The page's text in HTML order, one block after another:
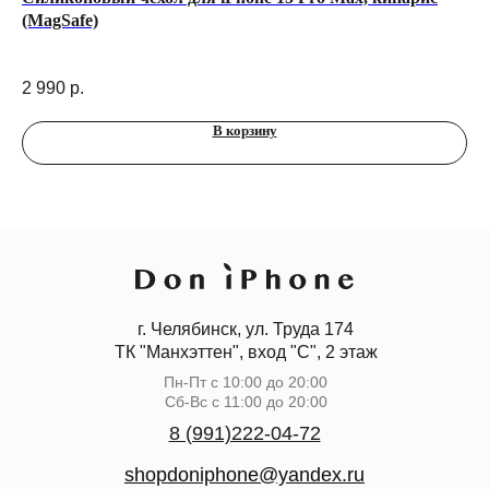
(MagSafe)
2 990 р.
В корзину
г. Челябинск, ул. Труда 174
ТК "Манхэттен", вход "С", 2 этаж
Пн-Пт с 10:00 до 20:00
Сб-Вс с 11:00 до 20:00
8 (991)222-04-72
shopdoniphone@yandex.ru